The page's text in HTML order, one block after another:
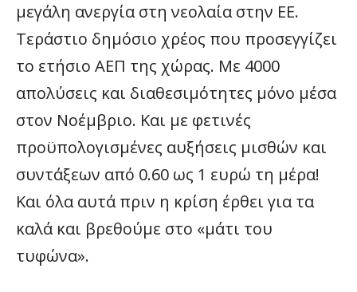
μεγάλη ανεργία στη νεολαία στην ΕΕ.
Τεράστιο δημόσιο χρέος που προσεγγίζει
το ετήσιο ΑΕΠ της χώρας. Με 4000
απολύσεις και διαθεσιμότητες μόνο μέσα
στον Νοέμβριο. Και με φετινές
προϋπολογισμένες αυξήσεις μισθών και
συντάξεων από 0.60 ως 1 ευρώ τη μέρα!
Και όλα αυτά πριν η κρίση έρθει για τα
καλά και βρεθούμε στο «μάτι του
τυφώνα».